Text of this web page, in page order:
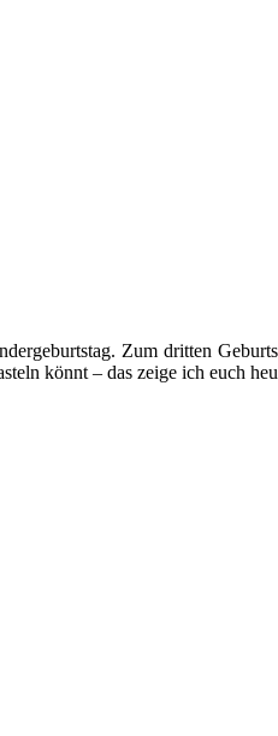
Zum dritten
könnt – das zeige ich euch